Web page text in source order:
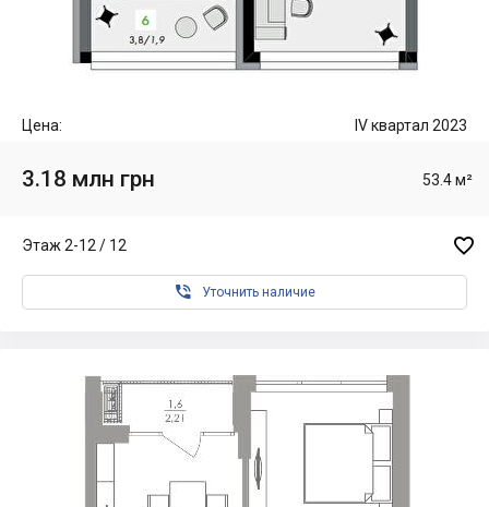
Цена: IV квартал 2023
3.18 млн грн 53.4 м²
Этаж 2-12 / 12 
 Уточнить наличие